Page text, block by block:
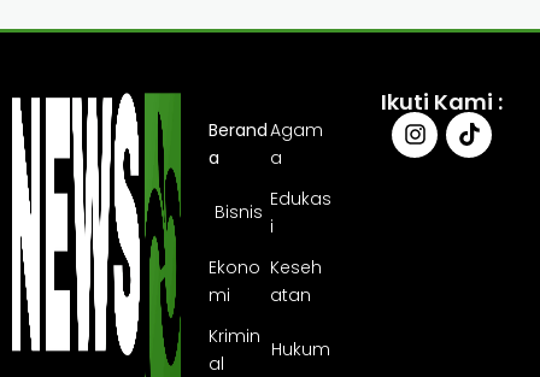
Berand
a
Agam
a
Bisnis
Edukas
i
Ekono
mi
Keseh
atan
Krimin
al
Hukum
Ikuti Kami :